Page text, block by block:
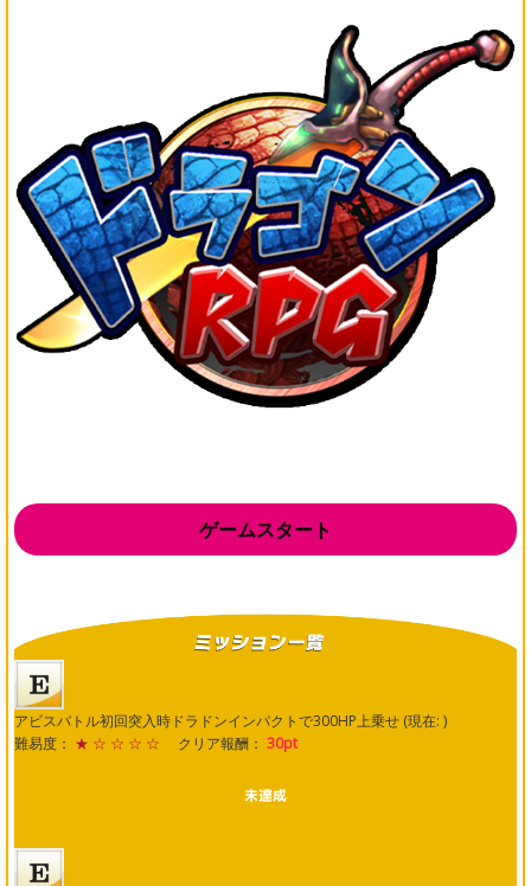
ゲームスタート
アビスバトル初回突入時ドラドンインパクトで300HP上乗せ (現在: )
難易度： ★ ☆ ☆ ☆ ☆ クリア報酬： 30pt